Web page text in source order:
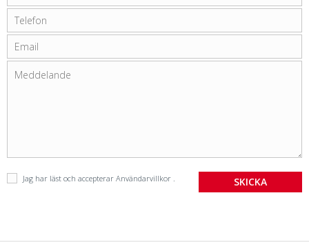
Jag har läst och accepterar Användarvillkor